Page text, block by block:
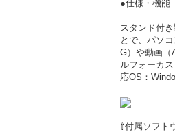
●仕様・機能
スタンド付
とで、パソ
G）や動画（
ルフォーカ
応OS：
⇧付属ソフト